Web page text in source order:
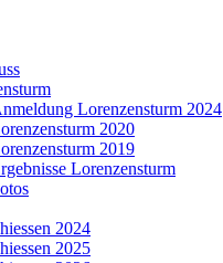
Lorenzensturm 2024
2020
2019
Lorenzensturm
2024
2025